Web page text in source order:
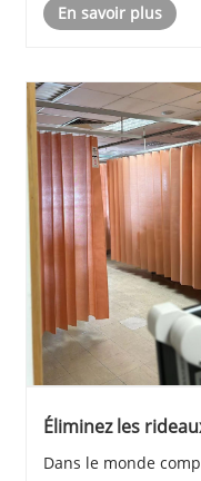
antimicrobiennes
En savoir plus
Éliminez les
Dans le monde